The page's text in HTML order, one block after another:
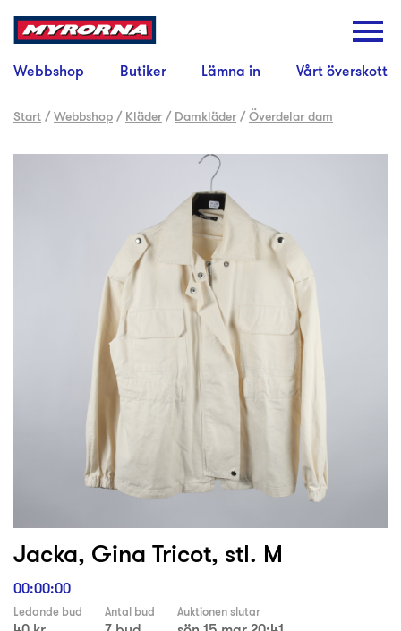
Webbshop Butiker Lämna in Vårt överskott
Start /Webbshop / Kläder / Damkläder /Överdelar dam
Jacka, Gina Tricot, stl. M
00:00:00
Ledande bud Antal bud Auktionen slutar